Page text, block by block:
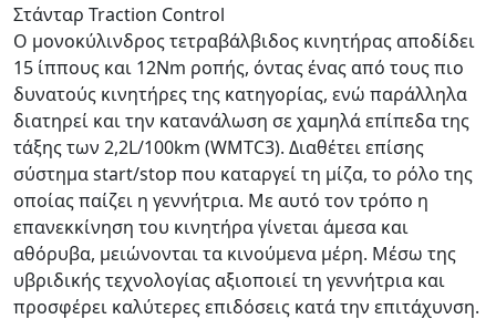
Στάνταρ Traction Control
Ο μονοκύλινδρος τετραβάλβιδος κινητήρας αποδίδει
15 ίππους και 12Nm ροπής, όντας ένας από τους πιο
δυνατούς κινητήρες της κατηγορίας, ενώ παράλληλα
διατηρεί και την κατανάλωση σε χαμηλά επίπεδα της
τάξης των 2,2L/100km (WMTC3). Διαθέτει επίσης
σύστημα start/stop που καταργεί τη μίζα, το ρόλο της
οποίας παίζει η γεννήτρια. Με αυτό τον τρόπο η
επανεκκίνηση του κινητήρα γίνεται άμεσα και
αθόρυβα, μειώνονται τα κινούμενα μέρη. Μέσω της
υβριδικής τεχνολογίας αξιοποιεί τη γεννήτρια και
προσφέρει καλύτερες επιδόσεις κατά την επιτάχυνση.